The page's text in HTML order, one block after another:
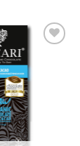
Wunschliste
hinzufügen